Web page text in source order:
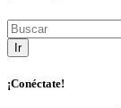
Ir
¡Conéctate!